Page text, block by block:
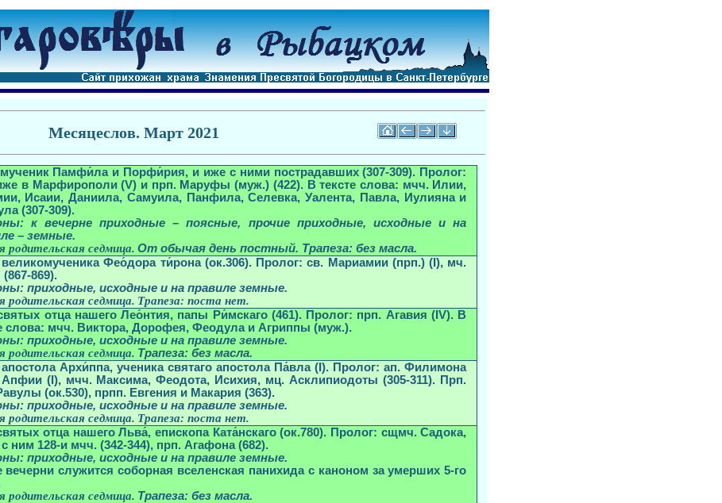
Месяцеслов. Март 2021
Памфи́ла и Порфи́рия, и иже с ними пострадавших (307-309). Пролог:
в Марфирополи (V) и прп. Маруфы (муж.) (422). В тексте слова: мчч. Илии,
Исаии, Даниила, Самуила, Панфила, Селевка, Уалента, Павла, Иулияна и
(307-309).
к вечерне приходные – поясные, прочие приходные, исходные и на
– земные.
родительская седмица. От обычая день постный. Трапеза: без масла.
великомученика Фео́дора ти́рона (ок.306). Пролог: св. Мариамии (прп.) (I), мч.
869).
приходные, исходные и на правиле земные.
родительская седмица. Трапеза: поста нет.
отца нашего Лео́нтия, папы Ри́мскаго (461). Пролог: прп. Агавия (IV). В
слова: мчч. Виктора, Дорофея, Феодула и Агриппы (муж.).
приходные, исходные и на правиле земные.
родительская седмица. Трапеза: без масла.
апостола Архи́ппа, ученика святаго апостола Па́вла (I). Пролог: ап. Филимона
(I), мчч. Максима, Феодота, Исихия, мц. Асклипиодоты (305-311). Прп.
(ок.530), прпп. Евгения и Макария (363).
приходные, исходные и на правиле земные.
родительская седмица. Трапеза: поста нет.
отца нашего Льва́, епископа Ката́нскаго (ок.780). Пролог: сщмч. Садока,
ним 128-и мчч. (342-344), прп. Агафона (682).
приходные, исходные и на правиле земные.
вечерни служится соборная вселенская панихида с каноном за умерших 5-го
родительская седмица. Трапеза: без масла.